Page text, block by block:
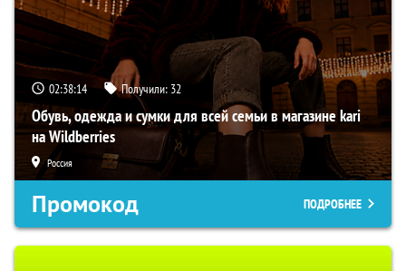
02:38:13 Получили: 32
Обувь, одежда и сумки для всей семьи в магазине kari
на Wildberries
Россия
Промокод ПОДРОБНЕЕ